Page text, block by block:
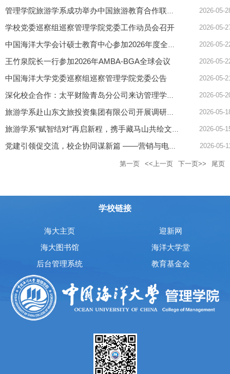
2026-05-
学校党委巡察组巡察管理学院党委工作动员会召开 2026-05-
2026-05-
王竹泉院长一行参加2026年AMBA-BGA全球会议 2026-05-
中国海洋大学党委巡察组巡察管理学院党委公告 2026-05-
2026-05-
2026-05-
2026-05-
2026-05-
第一页 <<上一页 下一页>> 尾页
学校链接
海大主页
迎新网
海大图书馆
海洋大学堂
后台管理系统
教育基金会